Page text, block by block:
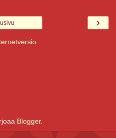
›
Blogger.